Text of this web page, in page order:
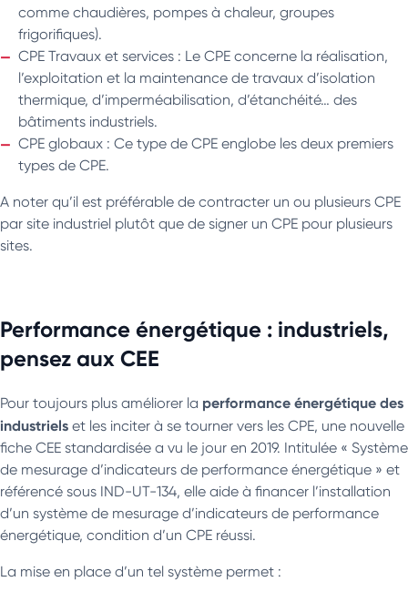
comme chaudières, pompes à chaleur, groupes
frigorifiques).
CPE Travaux et services : Le CPE concerne la réalisation,
l’exploitation et la maintenance de travaux d’isolation
thermique, d’imperméabilisation, d’étanchéité… des
bâtiments industriels.
CPE globaux : Ce type de CPE englobe les deux premiers
types de CPE.
A noter qu’il est préférable de contracter un ou plusieurs CPE
par site industriel plutôt que de signer un CPE pour plusieurs
sites.
Performance énergétique : industriels,
pensez aux CEE
Pour toujours plus améliorer la performance énergétique des
industriels et les inciter à se tourner vers les CPE, une nouvelle
fiche CEE standardisée a vu le jour en 2019. Intitulée « Système
de mesurage d’indicateurs de performance énergétique » et
référencé sous IND-UT-134, elle aide à financer l’installation
d’un système de mesurage d’indicateurs de performance
énergétique, condition d’un CPE réussi.
La mise en place d’un tel système permet :